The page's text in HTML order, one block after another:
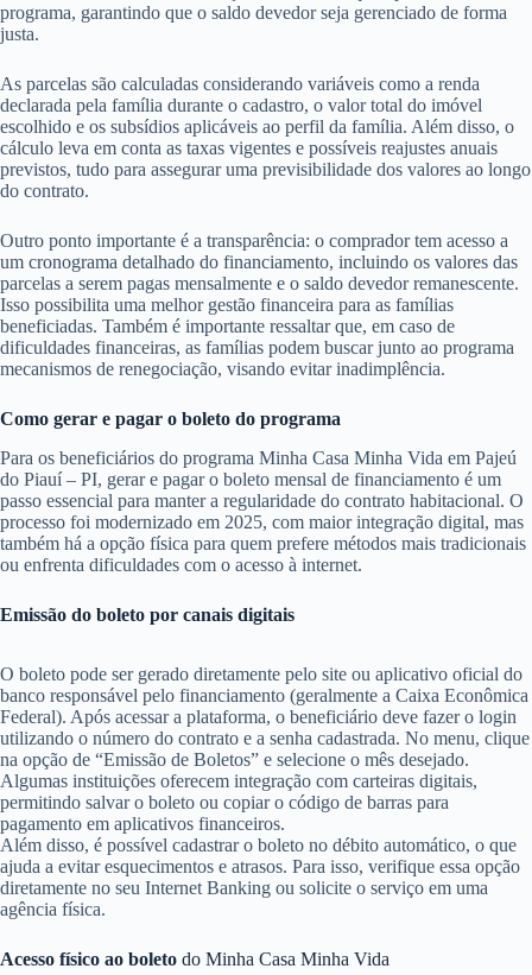
programa, garantindo que o saldo devedor seja gerenciado de forma
justa.
As parcelas são calculadas considerando variáveis como a renda
declarada pela família durante o cadastro, o valor total do imóvel
escolhido e os subsídios aplicáveis ao perfil da família. Além disso, o
cálculo leva em conta as taxas vigentes e possíveis reajustes anuais
previstos, tudo para assegurar uma previsibilidade dos valores ao longo
do contrato.
Outro ponto importante é a transparência: o comprador tem acesso a
um cronograma detalhado do financiamento, incluindo os valores das
parcelas a serem pagas mensalmente e o saldo devedor remanescente.
Isso possibilita uma melhor gestão financeira para as famílias
beneficiadas. Também é importante ressaltar que, em caso de
dificuldades financeiras, as famílias podem buscar junto ao programa
mecanismos de renegociação, visando evitar inadimplência.
Como gerar e pagar o boleto do programa
Para os beneficiários do programa Minha Casa Minha Vida em Pajeú
do Piauí – PI, gerar e pagar o boleto mensal de financiamento é um
passo essencial para manter a regularidade do contrato habitacional. O
processo foi modernizado em 2025, com maior integração digital, mas
também há a opção física para quem prefere métodos mais tradicionais
ou enfrenta dificuldades com o acesso à internet.
Emissão do boleto por canais digitais
O boleto pode ser gerado diretamente pelo site ou aplicativo oficial do
banco responsável pelo financiamento (geralmente a Caixa Econômica
Federal). Após acessar a plataforma, o beneficiário deve fazer o login
utilizando o número do contrato e a senha cadastrada. No menu, clique
na opção de “Emissão de Boletos” e selecione o mês desejado.
Algumas instituições oferecem integração com carteiras digitais,
permitindo salvar o boleto ou copiar o código de barras para
pagamento em aplicativos financeiros.
Além disso, é possível cadastrar o boleto no débito automático, o que
ajuda a evitar esquecimentos e atrasos. Para isso, verifique essa opção
diretamente no seu Internet Banking ou solicite o serviço em uma
agência física.
Acesso físico ao boleto do Minha Casa Minha Vida